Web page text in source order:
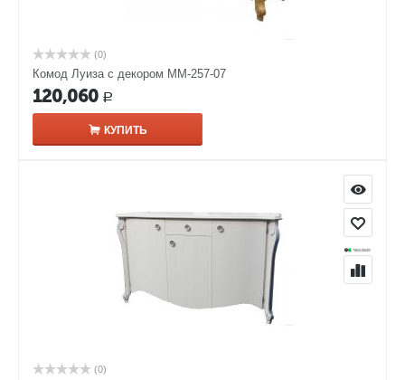
(0)
Комод Луиза с декором ММ-257-07
120,060 Р
КУПИТЬ
(0)